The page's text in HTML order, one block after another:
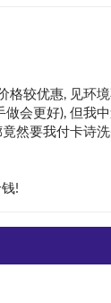
格较优惠, 见环
做会更好), 但我
然要我付卡诗
!